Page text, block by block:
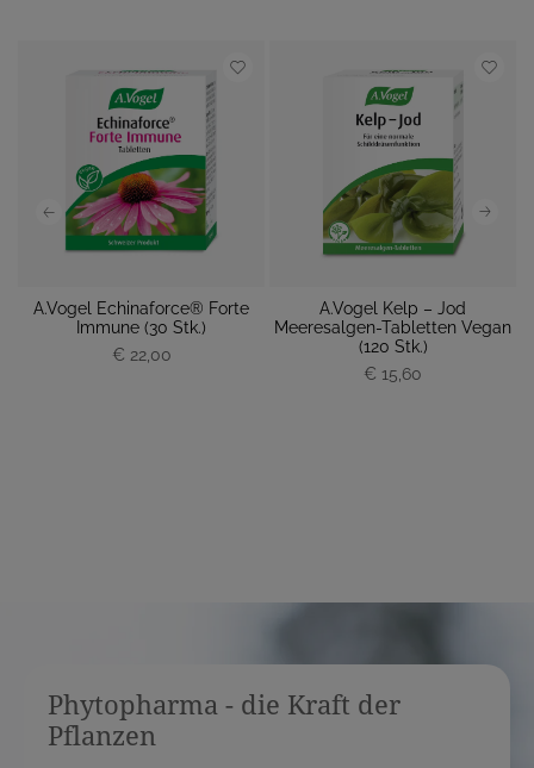
A.Vogel Echinaforce® Forte
Immune (30 Stk.)
€ 22,00
A.Vogel Kelp – Jod
Meeresalgen-Tabletten Vegan
(120 Stk.)
€ 15,60
P
Phytopharma - die Kraft der
Pflanzen